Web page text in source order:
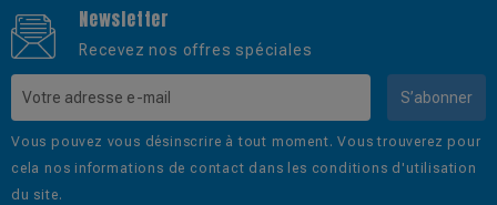
Newsletter
Recevez nos offres spéciales
S’abonner
Vous pouvez vous désinscrire à tout moment. Vous trouverez pour
cela nos informations de contact dans les conditions d'utilisation
du site.